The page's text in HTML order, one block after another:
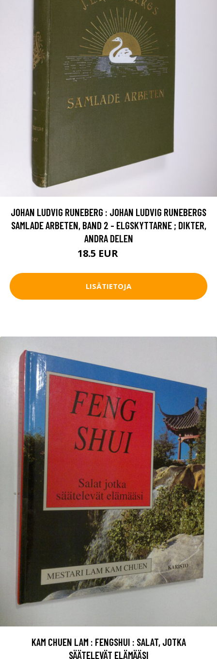
JOHAN LUDVIG RUNEBERG : JOHAN LUDVIG RUNEBERGS
SAMLADE ARBETEN, BAND 2 - ELGSKYTTARNE ; DIKTER,
ANDRA DELEN
18.5 EUR
LISÄTIETOJA
KAM CHUEN LAM : FENGSHUI : SALAT, JOTKA
SÄÄTELEVÄT ELÄMÄÄSI